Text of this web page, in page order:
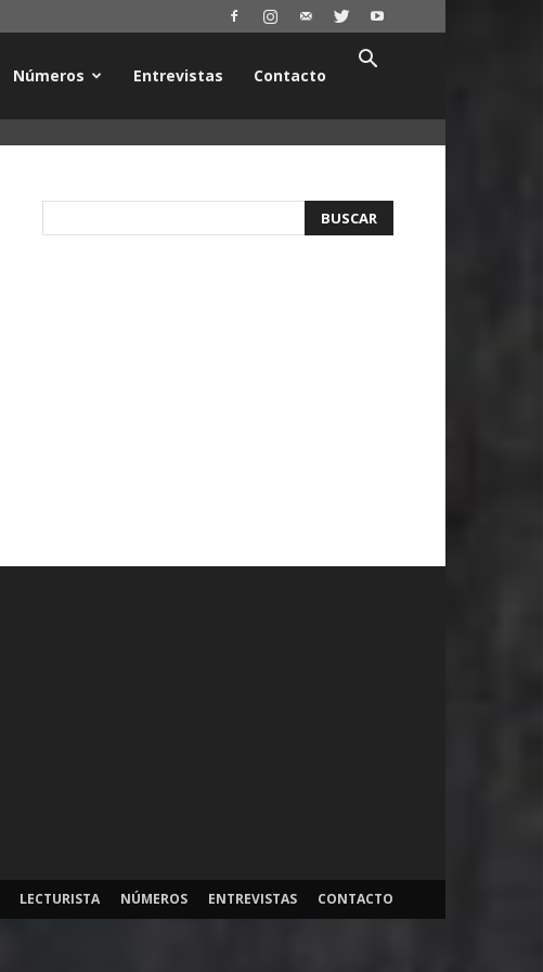
Números Entrevistas Contacto
LECTURISTA NÚMEROS ENTREVISTAS CONTACTO